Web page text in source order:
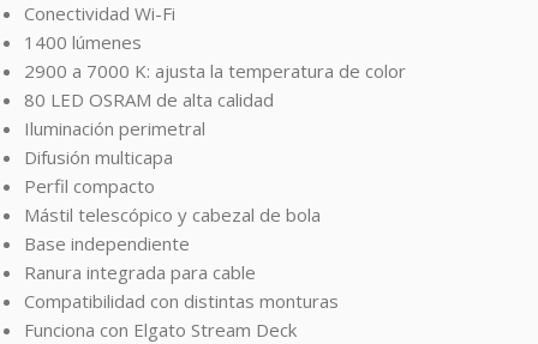
Conectividad Wi-Fi
1400 lúmenes
2900 a 7000 K: ajusta la temperatura de color
80 LED OSRAM de alta calidad
Iluminación perimetral
Difusión multicapa
Perfil compacto
Mástil telescópico y cabezal de bola
Base independiente
Ranura integrada para cable
Compatibilidad con distintas monturas
Funciona con Elgato Stream Deck